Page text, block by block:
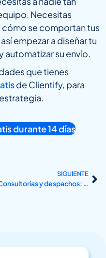
Necesitas
cómo se comportan tus
empezar a diseñar tu
su envío.
que tienes
de Clientify, para
durante 14 días
SIGUIENTE
Consultorías y despachos: ¿quién sigue a tus leads cuando tú no puedes?